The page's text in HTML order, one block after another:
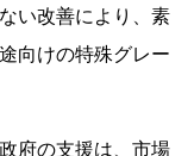
い改善により、素
向けの特殊グレー
府の支援は、市場